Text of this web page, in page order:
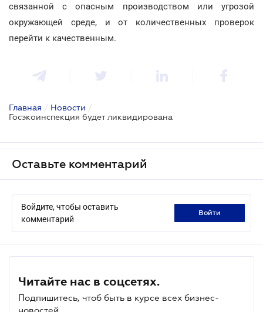
связанной с опасным производством или угрозой
окружающей среде, и от количественных проверок
перейти к качественным.
Главная / Новости /
Госэкоинспекция будет ликвидирована
Оставьте комментарий
Войдите, чтобы оставить
комментарий
войти
Читайте нас в соцсетях.
Подпишитесь, чтоб быть в курсе всех бизнес-
новостей.